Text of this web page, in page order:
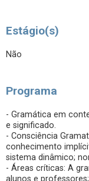
Estágio(s)
Não
Programa
- Gramática em
e significado.
- Consciência
conhecimento
sistema dinâmico;
- Áreas críticas: A
alunos e